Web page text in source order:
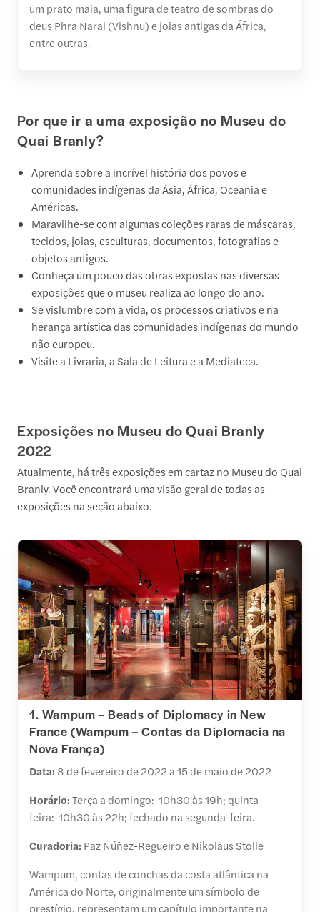
um prato maia, uma figura de teatro de sombras do
deus Phra Narai (Vishnu) e joias antigas da África,
entre outras.
Por que ir a uma exposição no Museu do
Quai Branly?
Aprenda sobre a incrível história dos povos e
comunidades indígenas da Ásia, África, Oceania e
Américas.
Maravilhe-se com algumas coleções raras de máscaras,
tecidos, joias, esculturas, documentos, fotografias e
objetos antigos.
Conheça um pouco das obras expostas nas diversas
exposições que o museu realiza ao longo do ano.
Se vislumbre com a vida, os processos criativos e na
herança artística das comunidades indígenas do mundo
não europeu.
Visite a Livraria, a Sala de Leitura e a Mediateca.
Exposições no Museu do Quai Branly
2022
Atualmente, há três exposições em cartaz no Museu do Quai
Branly. Você encontrará uma visão geral de todas as
exposições na seção abaixo.
1. Wampum – Beads of Diplomacy in New
France (Wampum – Contas da Diplomacia na
Nova França)
Data: 8 de fevereiro de 2022 a 15 de maio de 2022
Horário:Terça a domingo: 10h30 às 19h; quinta-
feira: 10h30 às 22h; fechado na segunda-feira.
Curadoria: Paz Núñez-Regueiro e Nikolaus Stolle
Wampum, contas de conchas da costa atlântica na
América do Norte, originalmente um símbolo de
prestígio, representam um capítulo importante na